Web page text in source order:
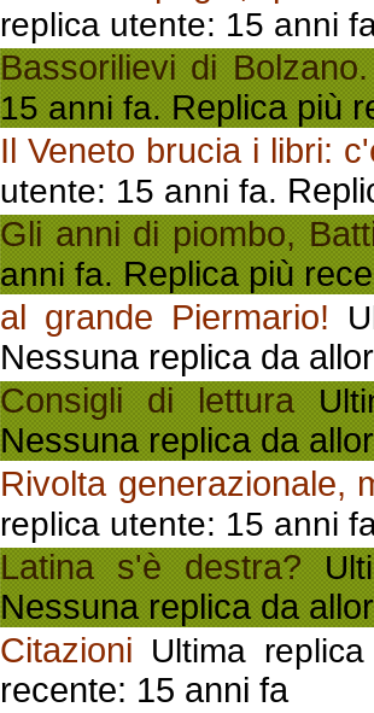
replica utente: 15 anni
Bassorilievi di
15 anni fa. Replica più
Il Veneto brucia i libri:
utente: 15 anni fa.
Gli anni di piombo,
anni fa. Replica più
al grande Piermario!
Nessuna replica da
Consigli di lettura
Nessuna replica da
Rivolta generazionale,
replica utente: 15 anni
Latina s'è destra?
Nessuna replica da
Citazioni Ultima
recente: 15 anni fa